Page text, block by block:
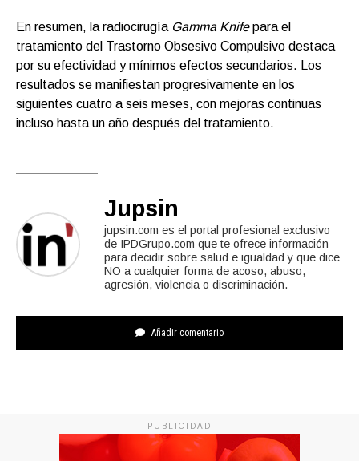
En resumen, la radiocirugía Gamma Knifepara el
tratamiento del Trastorno Obsesivo Compulsivo destaca
por su efectividad y mínimos efectos secundarios. Los
resultados se manifiestan progresivamente en los
siguientes cuatro a seis meses, con mejoras continuas
incluso hasta un año después del tratamiento.
Jupsin
jupsin.com es el portal profesional exclusivo
de IPDGrupo.com que te ofrece información
para decidir sobre salud e igualdad y que dice
NO a cualquier forma de acoso, abuso,
agresión, violencia o discriminación.
Añadir comentario
PUBLICIDAD